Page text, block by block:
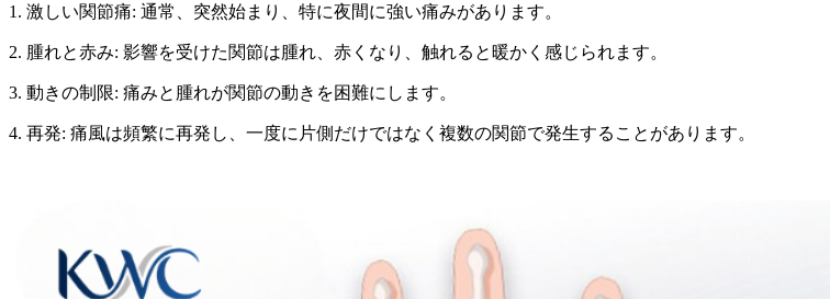
1. 激しい関節痛: 通常、突然始まり、特に夜間に強い痛みがあります。
2. 腫れと赤み: 影響を受けた関節は腫れ、赤くなり、触れると暖かく感じられます。
3. 動きの制限: 痛みと腫れが関節の動きを困難にします。
4. 再発: 痛風は頻繁に再発し、一度に片側だけではなく複数の関節で発生することがあります。